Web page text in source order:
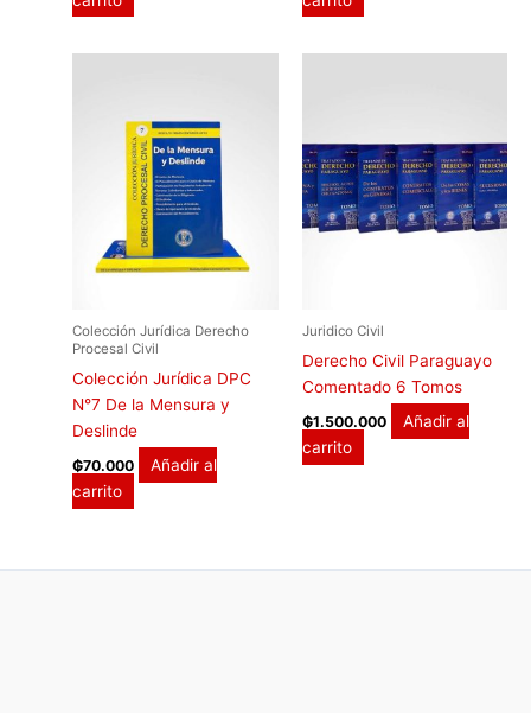
Colección Jurídica Derecho
Procesal Civil
Colección Jurídica DPC
N°7 De la Mensura y
Deslinde
₲70.000
Añadir al
carrito
Juridico Civil
Derecho Civil Paraguayo
Comentado 6 Tomos
₲1.500.000
Añadir al
carrito